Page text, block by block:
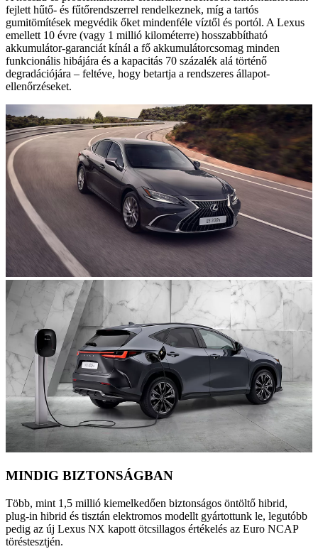
fejlett hűtő- és fűtőrendszerrel rendelkeznek, míg a tartós
gumitömítések megvédik őket mindenféle víztől és portól. A Lexus
emellett 10 évre (vagy 1 millió kilométerre) hosszabbítható
akkumulátor-garanciát kínál a fő akkumulátorcsomag minden
funkcionális hibájára és a kapacitás 70 százalék alá történő
degradációjára – feltéve, hogy betartja a rendszeres állapot-
ellenőrzéseket.
MINDIG BIZTONSÁGBAN
Több, mint 1,5 millió kiemelkedően biztonságos öntöltő hibrid,
plug-in hibrid és tisztán elektromos modellt gyártottunk le, legutóbb
pedig az új Lexus NX kapott ötcsillagos értékelés az Euro NCAP
töréstesztjén.